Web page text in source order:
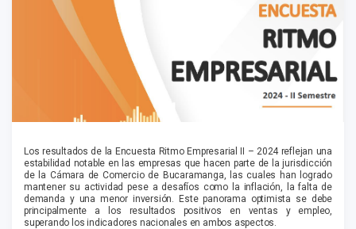
Los resultados de la Encuesta Ritmo Empresarial II – 2024 reflejan una
estabilidad notable en las empresas que hacen parte de la jurisdicción
de la Cámara de Comercio de Bucaramanga, las cuales han logrado
mantener su actividad pese a desafíos como la inflación, la falta de
demanda y una menor inversión. Este panorama optimista se debe
principalmente a los resultados positivos en ventas y empleo,
superando los indicadores nacionales en ambos aspectos.